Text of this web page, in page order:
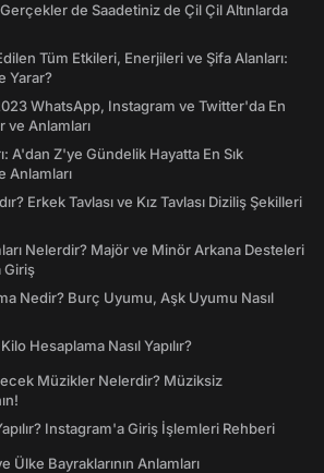
de Saadetiniz de Çil Çil Altınlarda
Tüm Etkileri, Enerjileri ve Şifa Alanları:
Yarar?
WhatsApp, Instagram ve Twitter'da En
ve Anlamları
A'dan Z'ye Gündelik Hayatta En Sık
Anlamları
Erkek Tavlası ve Kız Tavlası Diziliş Şekilleri
Nelerdir? Majör ve Minör Arkana Desteleri
Giriş
Nedir? Burç Uyumu, Aşk Uyumu Nasıl
Hesaplama Nasıl Yapılır?
Müzikler Nelerdir? Müziksiz
Instagram'a Giriş İşlemleri Rehberi
Ülke Bayraklarının Anlamları